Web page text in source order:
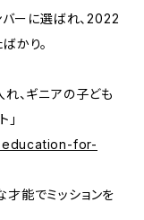
ーに選ばれ、2022
かり。
れ、ギニアの子ども
for-
能でミッションを